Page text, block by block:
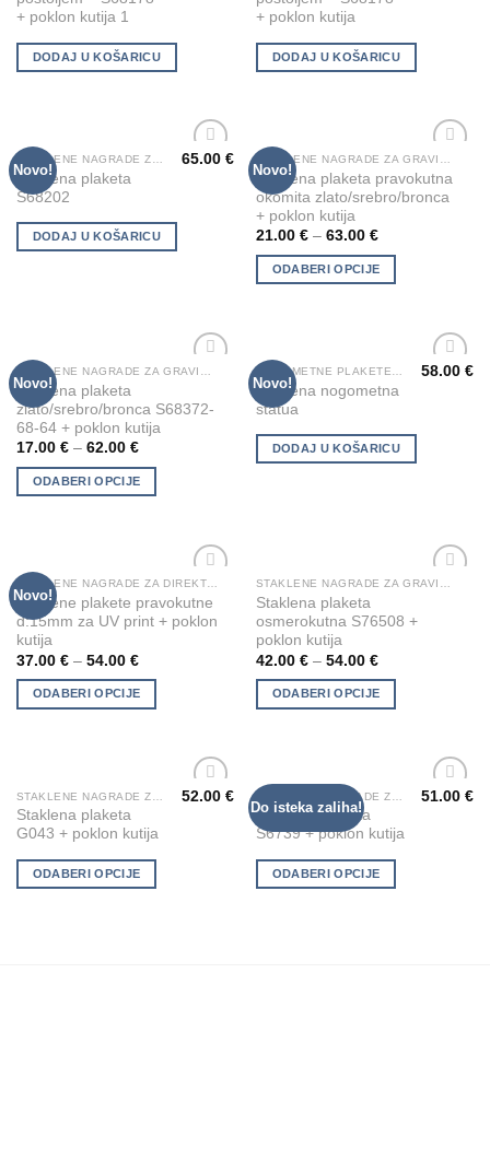
+ poklon kutija 1
DODAJ U KOŠARICU
+ poklon kutija
DODAJ U KOŠARICU
Novo!
Staklena plaketa
S68202
65.00€
DODAJ U KOŠARICU
Novo!
Wishlist
Staklena plaketa pravokutna
okomita zlato/srebro/bronca
+ poklon kutija
21.00 €– 63.00 €
ODABERI OPCIJE
This
product
multiple
variants.
The
chosen
on
the
product
page
Novo!
Staklena plaketa
zlato/srebro/bronca S68372-
68-64 + poklon kutija
17.00 €– 62.00 €
ODABERI OPCIJE
This
product
has
multiple
variants.
The
chosen
on
the
product
Novo!
Staklena nogometna
statua
58.00€
DODAJ U KOŠARICU
Novo!
Wishlist
STAKLENE NAGRADE ZA DIREKTNI PRINT
Staklene plakete pravokutne
d:15mm za UV print + poklon
kutija
37.00 €– 54.00 €
ODABERI OPCIJE
This
product
has
multiple
variants.
The
chosen
on
the
product
page
STAKLENE NAGRADE ZA GRAVIRANJE
Staklena plaketa
osmerokutna S76508 +
poklon kutija
42.00 €– 54.00 €
ODABERI OPCIJE
This
product
has
multiple
variants.
The
chosen
on
the
product
page
Staklena plaketa
G043 + poklon kutija
52.00€
ODABERI OPCIJE
This
product
multiple
variants.
Do isteka zaliha!
Staklena plaketa
S6739 + poklon kutija
51.00€
ODABERI OPCIJE
This
product
multiple
variants.